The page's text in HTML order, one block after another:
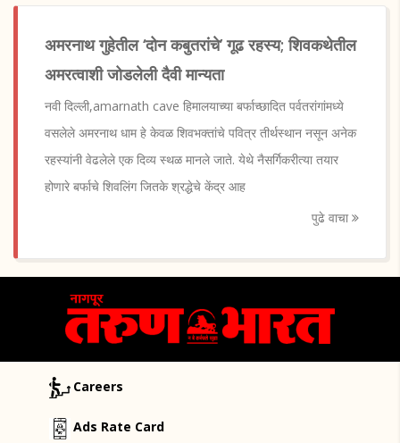
अमरनाथ गुहेतील ‘दोन कबुतरांचे’ गूढ रहस्य; शिवकथेतील
अमरत्वाशी जोडलेली दैवी मान्यता
नवी दिल्ली,amarnath cave हिमालयाच्या बर्फाच्छादित पर्वतरांगांमध्ये
वसलेले अमरनाथ धाम हे केवळ शिवभक्तांचे पवित्र तीर्थस्थान नसून अनेक
रहस्यांनी वेढलेले एक दिव्य स्थळ मानले जाते. येथे नैसर्गिकरीत्या तयार
होणारे बर्फाचे शिवलिंग जितके श्रद्धेचे केंद्र आह
पुढे वाचा
Careers
Ads Rate Card